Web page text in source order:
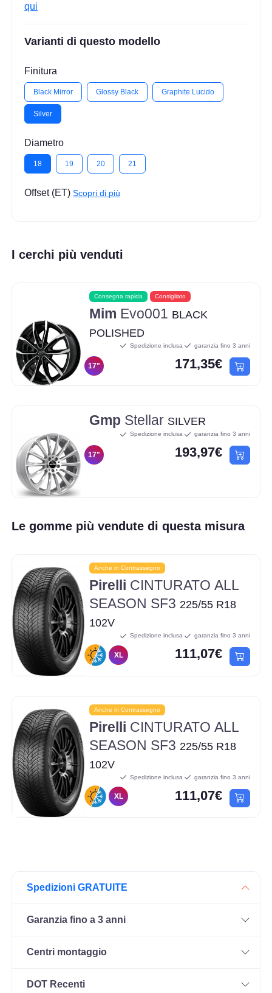
qui
Varianti di questo modello
Finitura
Black Mirror Glossy Black Graphite Lucido
Silver
Diametro
18 19 20 21
Offset (ET)Scopri di più
I cerchi più venduti
Consegna rapida Consigliato
Mim Evo001 BLACK
POLISHED
17"
Spedizione inclusa garanzia fino 3 anni
171,35€
Gmp Stellar SILVER
17"
Spedizione inclusa garanzia fino 3 anni
193,97€
Le gomme più vendute di questa misura
Anche in Contrassegno
Pirelli CINTURATO ALL
SEASON SF3 225/55 R18
102V
XL
Spedizione inclusa garanzia fino 3 anni
111,07€
Anche in Contrassegno
Pirelli CINTURATO ALL
SEASON SF3 225/55 R18
102V
XL
Spedizione inclusa garanzia fino 3 anni
111,07€
Spedizioni GRATUITE
Garanzia fino a 3 anni
Centri montaggio
DOT Recenti